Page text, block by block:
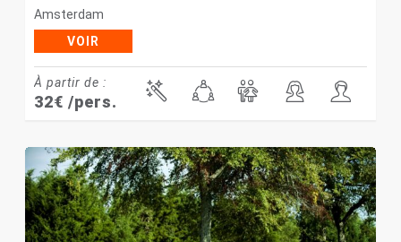
Amsterdam
VOIR
À partir de :
32€ /pers.